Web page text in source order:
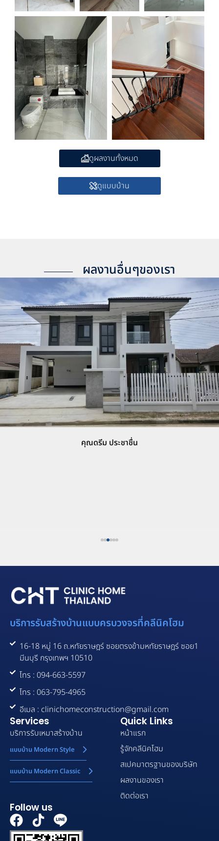
ดูผลงานทั้งหมด
ดูแบบบ้าน
ผลงานอื่นๆของเรา
บริการรับสร้างบ้านแบบครบวงจรที่คลีนิคโฮม
16-18 หมู่ 16 ถ.หทัยราษฎร์ ซอยตรงข้ามหทัยราษฎร์ ซอย1
มีนบุรี กรุงเทพฯ 10510
โทร : 094-663-5597
โทร : 063-795-4965
อีเมล : clinichomeconstruction@gmail.com
Services
บริการรับเหมาสร้างบ้าน
แบบบ้าน Modern Style
แบบบ้าน Modern Classic
Quick Links
หน้าแรก
รู้จักคลีนิคโฮม
สเปคมาตรฐานของบริษัท
ผลงานของเรา
ติดต่อเรา
Follow us
F
a
T
i